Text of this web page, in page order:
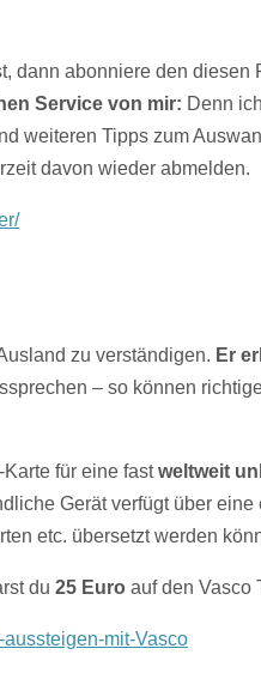
dann abonniere den diesen
Service von mir: Denn
weiteren Tipps zum
davon wieder abmelden.
zu verständigen. Er
– so können
für eine fastweltweit
Gerät verfügt über
etc. übersetzt werden
du 25 Euro auf den Vasco
mit-Vasco